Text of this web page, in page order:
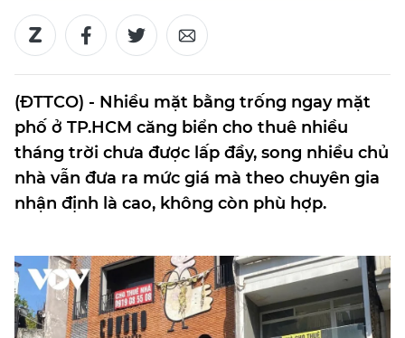
(ĐTTCO) - Nhiều mặt bằng trống ngay mặt
phố ở TP.HCM căng biển cho thuê nhiều
tháng trời chưa được lấp đầy, song nhiều chủ
nhà vẫn đưa ra mức giá mà theo chuyên gia
nhận định là cao, không còn phù hợp.